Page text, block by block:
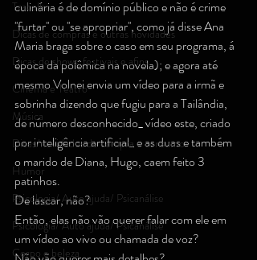
Trabalho
Dicas de compras e outras novidades
Dicas de shows, festivais e afins
Cinema e Teatro
Música
Dicas/novidades de compra e consumo
Humor
Psicologia/ Auto ajuda/ Psicanálise
Psicologia/ Auto ajuda/ Psicanálise
Corpo e beleza
culinária é de domínio público e não é crime
''furtar'' ou ''se apropriar'', como já disse Ana
Maria braga sobre o caso em seu programa, á
época da polêmica na novela); e agora até
mesmo Volnei envia um vídeo para a irmã e
sobrinha dizendo que fugiu para a Tailândia,
de número desconhecido_ vídeo este, criado
por inteligência artificial_ e as duas e também
o marido de Diana, Hugo, caem feito 3
patinhos.
De lascar, não?
Então, elas não vão querer falar com ele em
um vídeo ao vivo ou chamada de voz?